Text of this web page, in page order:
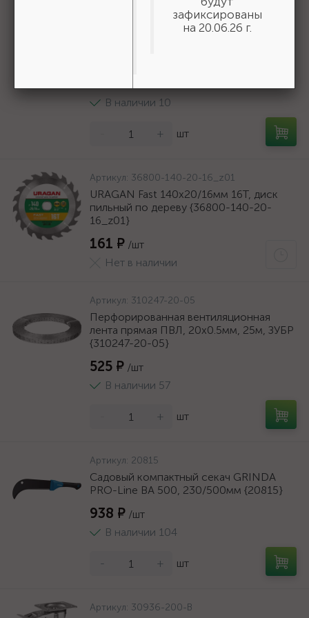
ЗУБР d 200 мм, г/п 185 кг, игольчатый
подшипник, резина/металл, поворотное
В наличии 10
+ шт
Артикул: 36800-140-20-16_z01
URAGAN Fast 140x20/16мм 16Т, диск
пильный по дереву {36800-140-20-
16_z01}
161 ₽ /шт
Нет в наличии
Артикул: 310247-20-05
Перфорированная вентиляционная
лента прямая ПВЛ, 20х0.5мм, 25м, ЗУБР
{310247-20-05}
525 ₽ /шт
В наличии 57
+ шт
Артикул: 20815
Садовый компактный секач GRINDA
PRO-Line BA 500, 230/500мм {20815}
938 ₽ /шт
В наличии 104
- + шт
Артикул: 30936-200-B
зафиксированы
на 20.06.26 г.